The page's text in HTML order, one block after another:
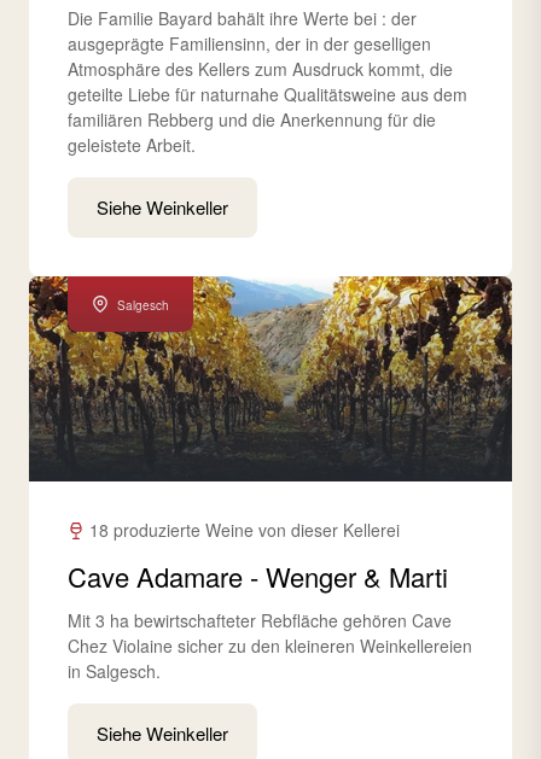
Die Familie Bayard bahält ihre Werte bei : der
ausgeprägte Familiensinn, der in der geselligen
Atmosphäre des Kellers zum Ausdruck kommt, die
geteilte Liebe für naturnahe Qualitätsweine aus dem
familiären Rebberg und die Anerkennung für die
geleistete Arbeit.
Siehe Weinkeller
Salgesch
18 produzierte Weine von dieser Kellerei
Cave Adamare - Wenger & Marti
Mit 3 ha bewirtschafteter Rebfläche gehören Cave
Chez Violaine sicher zu den kleineren Weinkellereien
in Salgesch.
Siehe Weinkeller